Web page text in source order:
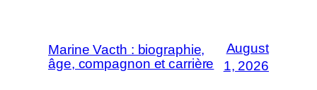
Marine Vacth : biographie,
âge, compagnon et carrière
August
1, 2026